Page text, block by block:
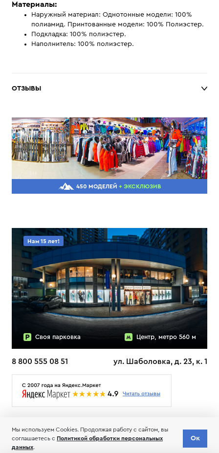
Материалы:
Наружный материал: Однотонные модели: 100%
полиамид. Принтованные модели: 100% Полиэстер.
Подкладка: 100% полиэстер.
Наполнитель: 100% полиэстер.
ОТЗЫВЫ
450 МОДЕЛЕЙ + ЭКСКЛЮЗИВ
Нам 15 лет!
Своя парковка Центр, метро 560 м
8 800 555 08 51 ул. Шаболовка, д. 23, к. 1
© 2006-2026 Пределанет
Мы используем Cookies. Продолжая работу с сайтом, вы
соглашаетесь с Политикой обработки персональных
данных.
Ок